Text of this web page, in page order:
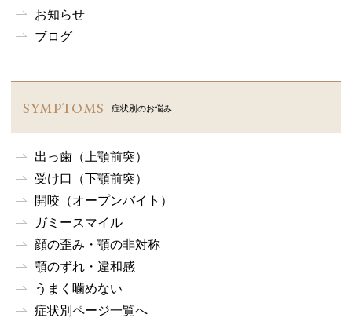
お知らせ
ブログ
SYMPTOMS 症状別のお悩み
出っ歯（上顎前突）
受け口（下顎前突）
開咬（オープンバイト）
ガミースマイル
顔の歪み・顎の非対称
顎のずれ・違和感
うまく噛めない
症状別ページ一覧へ